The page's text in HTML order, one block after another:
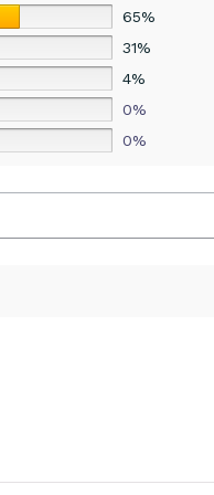
65%
31%
4%
0%
0%